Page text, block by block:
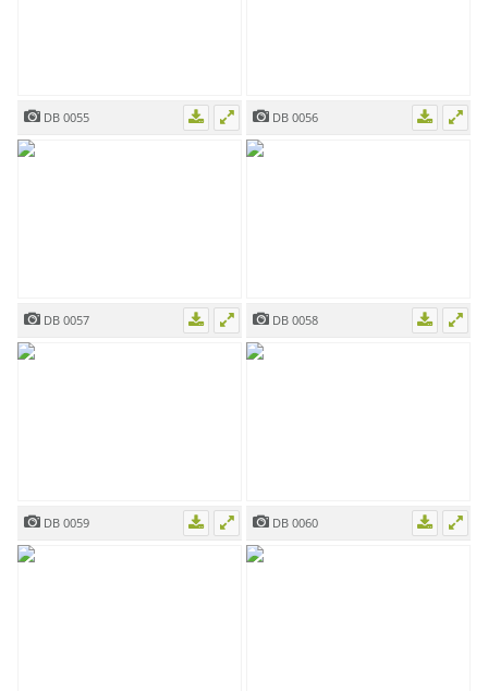
DB 0055 DB 0056
DB 0057 DB 0058
DB 0059 DB 0060